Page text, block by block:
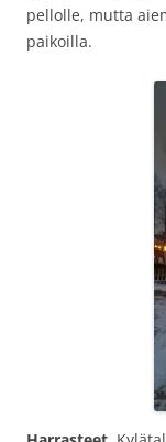
pellolle, mutta
paikoilla.